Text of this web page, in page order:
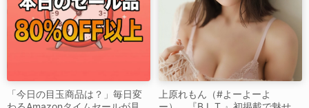
「今日の目玉商品は？」毎日変
上原れもん（#よーよーよ